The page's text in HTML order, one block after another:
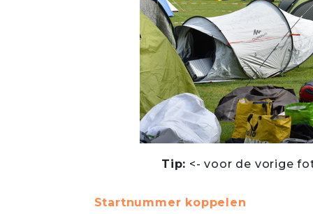
Tip: <- voor de vorige
Startnummer koppelen